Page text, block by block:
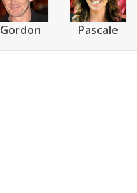
Gordon Pascale